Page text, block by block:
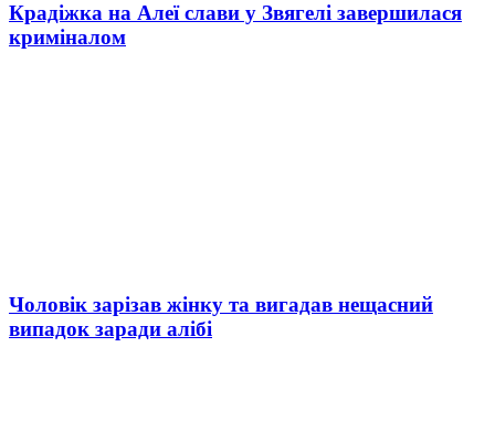
Крадіжка на Алеї слави у Звягелі завершилася
криміналом
Чоловік зарізав жінку та вигадав нещасний
випадок заради алібі